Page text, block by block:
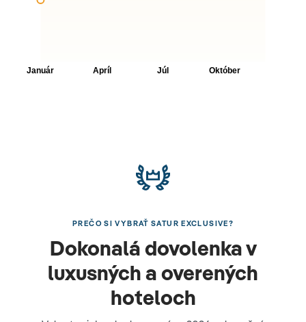
PREČO SI VYBRAŤ SATUR EXCLUSIVE?
Dokonalá dovolenka v
luxusných a overených
hoteloch